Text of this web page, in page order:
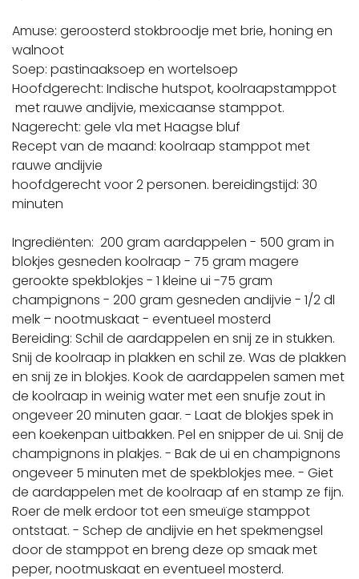
Amuse: geroosterd stokbroodje met brie, honing en
walnoot
Soep: pastinaaksoep en wortelsoep
Hoofdgerecht: Indische hutspot, koolraapstamppot
met rauwe andijvie, mexicaanse stamppot.
Nagerecht: gele vla met Haagse bluf
Recept van de maand: koolraap stamppot met
rauwe andijvie
hoofdgerecht voor 2 personen. bereidingstijd: 30
minuten
Ingrediënten: 200 gram aardappelen - 500 gram in
blokjes gesneden koolraap - 75 gram magere
gerookte spekblokjes - 1 kleine ui -75 gram
champignons - 200 gram gesneden andijvie - 1/2 dl
melk – nootmuskaat - eventueel mosterd
Bereiding: Schil de aardappelen en snij ze in stukken.
Snij de koolraap in plakken en schil ze. Was de plakken
en snij ze in blokjes. Kook de aardappelen samen met
de koolraap in weinig water met een snufje zout in
ongeveer 20 minuten gaar. - Laat de blokjes spek in
een koekenpan uitbakken. Pel en snipper de ui. Snij de
champignons in plakjes. - Bak de ui en champignons
ongeveer 5 minuten met de spekblokjes mee. - Giet
de aardappelen met de koolraap af en stamp ze fijn.
Roer de melk erdoor tot een smeuïge stamppot
ontstaat. - Schep de andijvie en het spekmengsel
door de stamppot en breng deze op smaak met
peper, nootmuskaat en eventueel mosterd.